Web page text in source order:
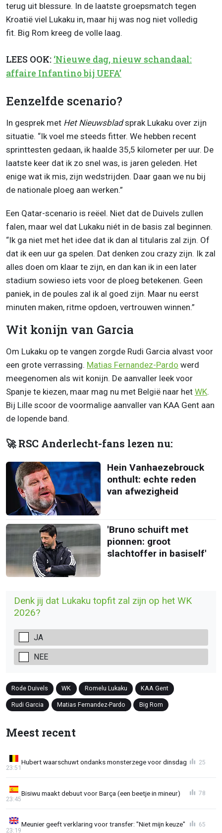
terug uit blessure. In de laatste groepsmatch tegen
Kroatië viel Lukaku in, maar hij was nog niet volledig
fit. Big Rom kreeg de volle laag.
LEES OOK: ‘Nieuwe dag, nieuw schandaal:
affaire Infantino bij UEFA’
Eenzelfde scenario?
In gesprek met Het Nieuwsbladsprak Lukaku over zijn
situatie. “Ik voel me steeds fitter. We hebben recent
sprinttesten gedaan, ik haalde 35,5 kilometer per uur. De
laatste keer dat ik zo snel was, is jaren geleden. Het
enige wat ik mis, zijn wedstrijden. Daar gaan we nu bij
de nationale ploeg aan werken.”
Een Qatar-scenario is reëel. Niet dat de Duivels zullen
falen, maar wel dat Lukaku niét in de basis zal beginnen.
“Ik ga niet met het idee dat ik dan al titularis zal zijn. Of
dat ik een uur ga spelen. Dat denken zou crazy zijn. Ik zal
alles doen om klaar te zijn, en dan kan ik in een later
stadium sowieso iets voor de ploeg betekenen. Geen
paniek, in de poules zal ik al goed zijn. Maar nu eerst
minuten maken, ritme opdoen, vertrouwen winnen.”
Wit konijn van Garcia
Om Lukaku op te vangen zorgde Rudi Garcia alvast voor
een grote verrassing. Matias Fernandez-Pardo werd
meegenomen als wit konijn. De aanvaller leek voor
Spanje te kiezen, maar mag nu met België naar het WK.
Bij Lille scoor de voormalige aanvaller van KAA Gent aan
de lopende band.
🚀 RSC Anderlecht-fans lezen nu:
Hein Vanhaezebrouck
onthult: echte reden
van afwezigheid
'Bruno schuift met
pionnen: groot
slachtoffer in basiself'
Denk jij dat Lukaku topfit zal zijn op het WK
2026?
JA
NEE
Rode Duivels WK Romelu Lukaku KAA Gent
Rudi Garcia Matias Fernandez-Pardo Big Rom
Meest recent
Hubert waarschuwt ondanks monsterzege voor dinsdag
23:51
25
Bisiwu maakt debuut voor Barça (een beetje in mineur)
23:45
78
Meunier geeft verklaring voor transfer: "Niet mijn keuze"
23:19
65